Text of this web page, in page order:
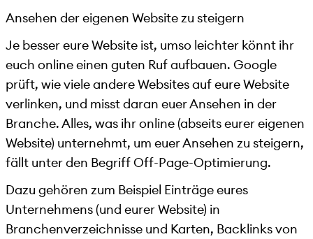
Ansehen der eigenen Website zu steigern
Je besser eure Website ist, umso leichter könnt ihr
euch online einen guten Ruf aufbauen. Google
prüft, wie viele andere Websites auf eure Website
verlinken, und misst daran euer Ansehen in der
Branche. Alles, was ihr online (abseits eurer eigenen
Website) unternehmt, um euer Ansehen zu steigern,
fällt unter den Begriff Off-Page-Optimierung.
Dazu gehören zum Beispiel Einträge eures
Unternehmens (und eurer Website) in
Branchenverzeichnisse und Karten, Backlinks von